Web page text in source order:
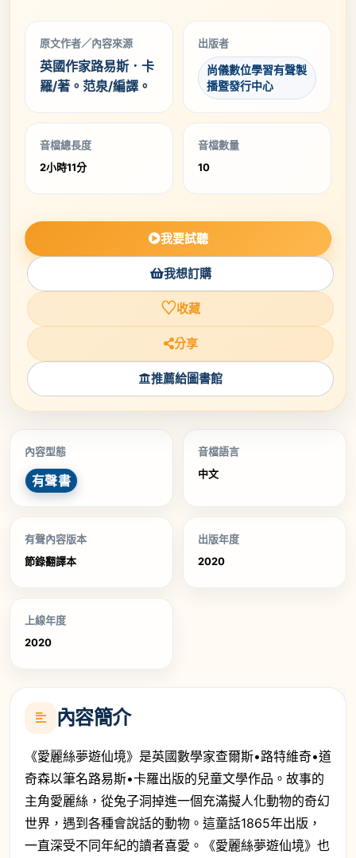
原文作者／內容來源
英國作家路易斯．卡
羅/著。范泉/編譯。
出版者
尚儀數位學習有聲製
播暨發行中心
音檔總長度
2小時11分
音檔數量
10
我要試聽
我想訂購
♡收藏
分享
推薦給圖書館
內容型態
有聲書
音檔語言
中文
有聲內容版本
節錄翻譯本
出版年度
2020
上線年度
2020
內容簡介
《愛麗絲夢遊仙境》是英國數學家查爾斯•路特維奇•道
奇森以筆名路易斯•卡羅出版的兒童文學作品。故事的
主角愛麗絲，從兔子洞掉進一個充滿擬人化動物的奇幻
世界，遇到各種會說話的動物。這童話1865年出版，
一直深受不同年紀的讀者喜愛。《愛麗絲夢遊仙境》也